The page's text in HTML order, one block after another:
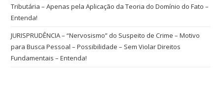
Tributária – Apenas pela Aplicação da Teoria do Domínio do Fato –
Entenda!
JURISPRUDÊNCIA – “Nervosismo” do Suspeito de Crime – Motivo
para Busca Pessoal – Possibilidade – Sem Violar Direitos
Fundamentais – Entenda!